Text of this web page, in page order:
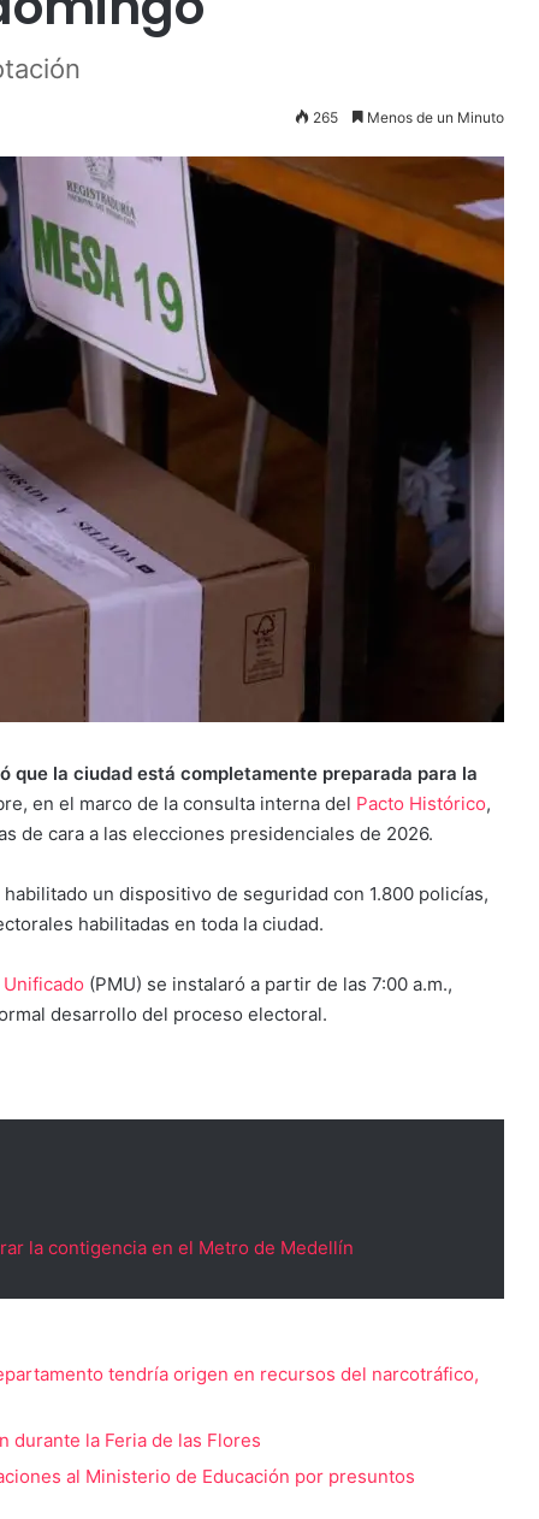
265 Menos de un Minuto
que la ciudad está completamente preparada para la
en el marco de la consulta interna del Pacto Histórico,
de cara a las elecciones presidenciales de 2026.
un dispositivo de seguridad con 1.800 policías,
habilitadas en toda la ciudad.
(PMU) se instalaró a partir de las 7:00 a.m.,
desarrollo del proceso electoral.
la contigencia en el Metro de Medellín
tendría origen en recursos del narcotráfico,
durante la Feria de las Flores
al Ministerio de Educación por presuntos